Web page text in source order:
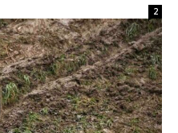
2